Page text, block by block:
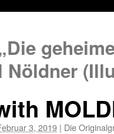
Nöldner
3, 2019 | Die